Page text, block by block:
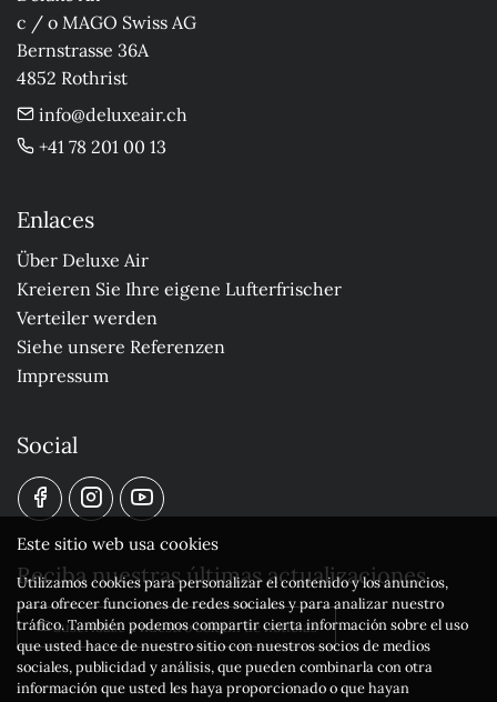
c / o MAGO Swiss AG
Bernstrasse 36A
4852 Rothrist
info@deluxeair.ch
+41 78 201 00 13
Enlaces
Über Deluxe Air
Kreieren Sie Ihre eigene Lufterfrischer
Verteiler werden
Siehe unsere Referenzen
Impressum
Social
Reciba nuestras últimas actualizaciones
Suscríbase a nuestro boletín de noticias
Este sitio web usa cookies
Utilizamos cookies para personalizar el contenido y los anuncios,
para ofrecer funciones de redes sociales y para analizar nuestro
tráfico. También podemos compartir cierta información sobre el uso
que usted hace de nuestro sitio con nuestros socios de medios
sociales, publicidad y análisis, que pueden combinarla con otra
información que usted les haya proporcionado o que hayan